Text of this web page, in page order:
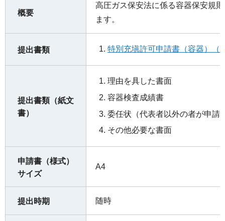
概要
高圧ガス保安法に係る容器保安規
ます。
提出書類 特別充塡許可申請書（容器）（
提出書類（紙文
書）
理由を具した書面
容器検査成績書
委任状（代表者以外の者が申請
その他必要な書面
申請書（様式）
サイズ
A4
提出時期 随時